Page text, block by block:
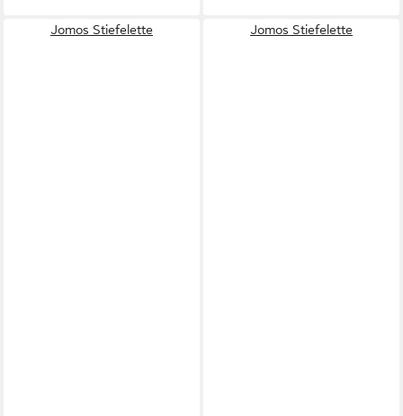
Jomos Stiefelette Jomos Stiefelette